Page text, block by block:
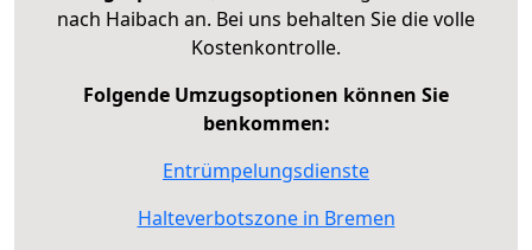
nach Haibach an. Bei uns behalten Sie die volle
Kostenkontrolle.
Folgende Umzugsoptionen können Sie
benkommen:
Entrümpelungsdienste
Halteverbotszone in Bremen